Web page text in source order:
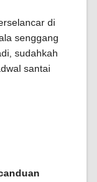
di
senggang
sudahkah
santai